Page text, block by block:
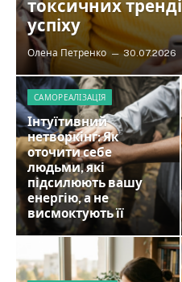
токсичних
успіху
Олена Петренко 30.07.2026
САМОРЕАЛІЗАЦІЯ
Інтуїтивний
нетворкінг: Як
оточити себе
людьми, які
підсилюють вашу
енергію, а не
висмоктують її